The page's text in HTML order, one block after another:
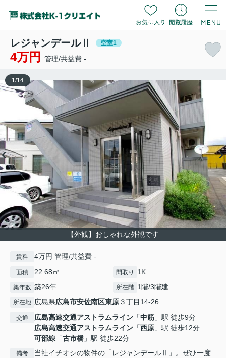
レジャンデールⅡ 空室1
4万円 管理/共益費 -
【外観】おしゃれな外観です
1 /14
賃料 4万円 管理/共益費 -
面積 22.68㎡ 間取り 1K
築年数 築26年 所在階 1階/3階建
所在地 広島県広島市安佐南区東原３丁目14-26
交通 広島高速交通アストラムライン 「中筋 」駅 徒歩9分
広島高速交通アストラムライン 「西原 」駅 徒歩12分
可部線 「古市橋 」駅 徒歩22分
備考
当社イチオシの物件の「レジャンデールⅡ」。ぜひ一度